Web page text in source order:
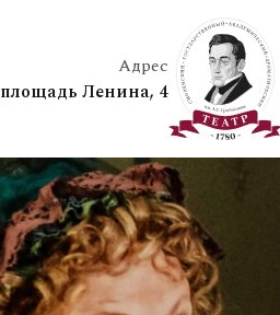
Адрес
площадь Ленина, 4